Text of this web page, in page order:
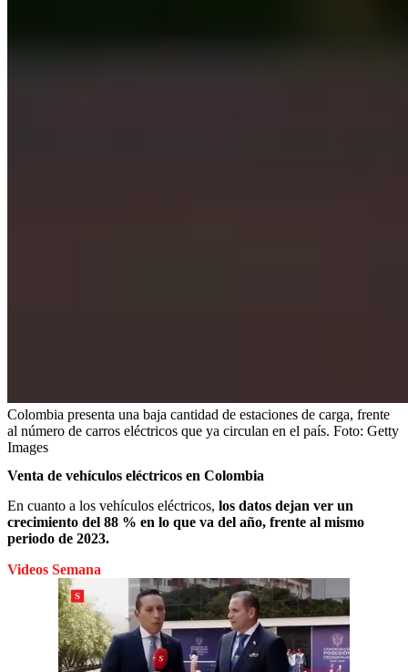
Colombia presenta una baja cantidad de estaciones de carga, frente
al número de carros eléctricos que ya circulan en el país. Foto: Getty
Images
Venta de vehículos eléctricos en Colombia
En cuanto a los vehículos eléctricos, los datos dejan ver un
crecimiento del 88 % en lo que va del año, frente al mismo
periodo de 2023.
Videos Semana